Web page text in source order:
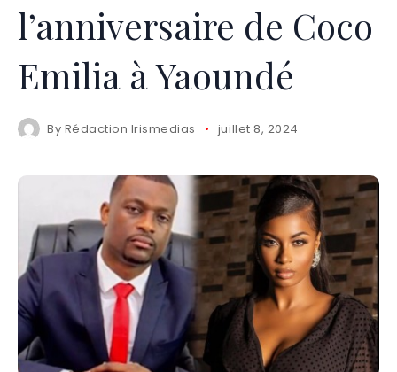
l’anniversaire de Coco
Emilia à Yaoundé
By Rédaction Irismedias juillet 8, 2024